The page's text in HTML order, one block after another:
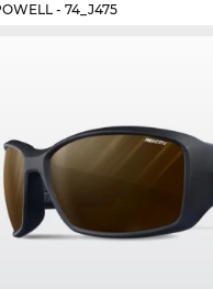
- 74_J475